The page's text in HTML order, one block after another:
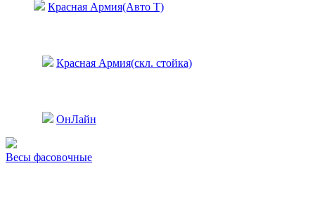
Красная Армия(Авто Т)
Красная Армия(скл. стойка)
ОнЛайн
Весы фасовочные